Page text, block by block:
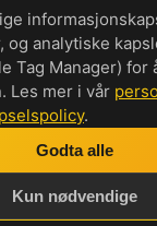
Om oss
Brukervilkår
innstillinger
2026. Norsk
analytiske
Tag Manager) for
Les mer i vår
.
Godta alle
Kun nødvendige